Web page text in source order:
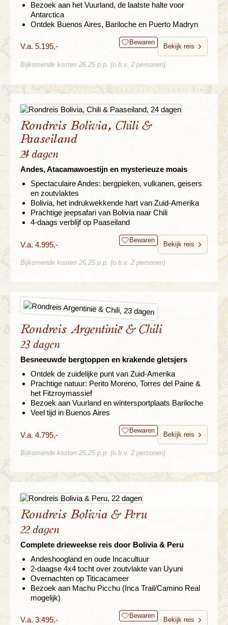
Bezoek aan het Vuurland, de laatste halte voor
Antarctica
Ontdek Buenos Aires, Bariloche en Puerto Madryn
V.a. 5.195,- Bewaren
Bekijk reis
Bijkomende kosten 26,25 p.p. (o.b.v. 2 personen)
Rondreis Bolivia, Chili &
Paaseiland
24 dagen
Andes, Atacamawoestijn en mysterieuze moais
Spectaculaire Andes: bergpieken, vulkanen, geisers
en zoutvlaktes
Bolivia, het indrukwekkende hart van Zuid-Amerika
Prachtige jeepsafari van Bolivia naar Chili
4-daags verblijf op Paaseiland
V.a. 4.995,- Bewaren
Bekijk reis
Bijkomende kosten 26,25 p.p. (o.b.v. 2 personen)
Rondreis Argentinië & Chili
23 dagen
Besneeuwde bergtoppen en krakende gletsjers
Ontdek de zuidelijke punt van Zuid-Amerika
Prachtige natuur: Perito Moreno, Torres del Paine &
het Fitzroymassief
Bezoek aan Vuurland en wintersportplaats Bariloche
Veel tijd in Buenos Aires
V.a. 4.795,- Bewaren
Bekijk reis
Bijkomende kosten 26,25 p.p. (o.b.v. 2 personen)
Rondreis Bolivia & Peru
22 dagen
Complete drieweekse reis door Bolivia & Peru
Andeshoogland en oude Incacultuur
2-daagse 4x4 tocht over zoutvlakte van Uyuni
Overnachten op Titicacameer
Bezoek aan Machu Picchu (Inca Trail/Camino Real
mogelijk)
V.a. 3.495,- Bewaren
Bekijk reis